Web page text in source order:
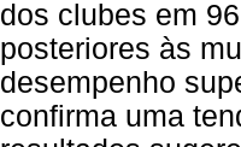
dos clubes em
posteriores às
desempenho
confirma uma